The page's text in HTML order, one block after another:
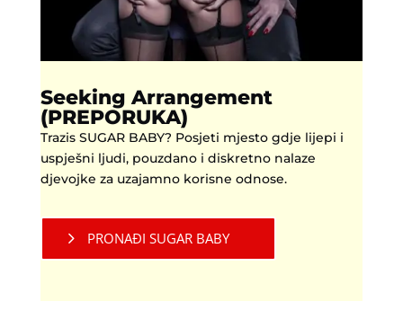
Seeking Arrangement
(PREPORUKA)
Trazis SUGAR BABY? Posjeti mjesto gdje lijepi i
uspješni ljudi, pouzdano i diskretno nalaze
djevojke za uzajamno korisne odnose.
PRONAĐI SUGAR BABY